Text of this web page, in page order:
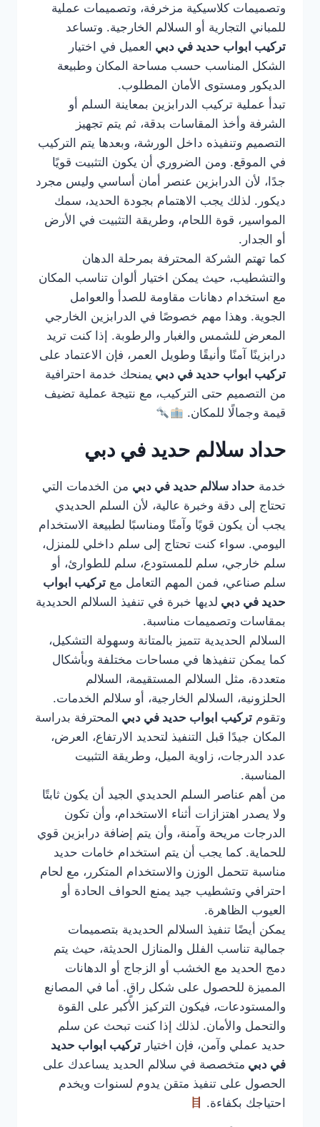
وتصميمات كلاسيكية مزخرفة، وتصميمات عملية
للمباني التجارية أو السلالم الخارجية. وتساعد
تركيب ابواب حديد في دبي العميل في اختيار
الشكل المناسب حسب مساحة المكان وطبيعة
الديكور ومستوى الأمان المطلوب.
تبدأ عملية تركيب الدرابزين بمعاينة السلم أو
الشرفة وأخذ المقاسات بدقة، ثم يتم تجهيز
التصميم وتنفيذه داخل الورشة، وبعدها يتم التركيب
في الموقع. ومن الضروري أن يكون التثبيت قويًا
جدًا، لأن الدرابزين عنصر أمان أساسي وليس مجرد
ديكور. لذلك يجب الاهتمام بجودة الحديد، سمك
المواسير، قوة اللحام، وطريقة التثبيت في الأرض
أو الجدار.
كما تهتم الشركة المحترفة بمرحلة الدهان
والتشطيب، حيث يمكن اختيار ألوان تناسب المكان
مع استخدام دهانات مقاومة للصدأ والعوامل
الجوية. وهذا مهم خصوصًا في الدرابزين الخارجي
المعرض للشمس والغبار والرطوبة. إذا كنت تريد
درابزينًا آمنًا وأنيقًا وطويل العمر، فإن الاعتماد على
تركيب ابواب حديد في دبي يمنحك خدمة احترافية
من التصميم حتى التركيب، مع نتيجة عملية تضيف
قيمة وجمالًا للمكان.
حداد سلالم حديد في دبي
خدمة حداد سلالم حديد في دبي من الخدمات التي
تحتاج إلى دقة وخبرة عالية، لأن السلم الحديدي
يجب أن يكون قويًا وآمنًا ومناسبًا لطبيعة الاستخدام
اليومي. سواء كنت تحتاج إلى سلم داخلي للمنزل،
سلم خارجي، سلم للمستودع، سلم للطوارئ، أو
سلم صناعي، فمن المهم التعامل مع تركيب ابواب
حديد في دبي لديها خبرة في تنفيذ السلالم الحديدية
بمقاسات وتصميمات مناسبة.
السلالم الحديدية تتميز بالمتانة وسهولة التشكيل،
كما يمكن تنفيذها في مساحات مختلفة وبأشكال
متعددة، مثل السلالم المستقيمة، السلالم
الحلزونية، السلالم الخارجية، أو سلالم الخدمات.
وتقوم تركيب ابواب حديد في دبي المحترفة بدراسة
المكان جيدًا قبل التنفيذ لتحديد الارتفاع، العرض،
عدد الدرجات، زاوية الميل، وطريقة التثبيت
المناسبة.
من أهم عناصر السلم الحديدي الجيد أن يكون ثابتًا
ولا يصدر اهتزازات أثناء الاستخدام، وأن تكون
الدرجات مريحة وآمنة، وأن يتم إضافة درابزين قوي
للحماية. كما يجب أن يتم استخدام خامات حديد
مناسبة تتحمل الوزن والاستخدام المتكرر، مع لحام
احترافي وتشطيب جيد يمنع الحواف الحادة أو
العيوب الظاهرة.
يمكن أيضًا تنفيذ السلالم الحديدية بتصميمات
جمالية تناسب الفلل والمنازل الحديثة، حيث يتم
دمج الحديد مع الخشب أو الزجاج أو الدهانات
المميزة للحصول على شكل راقٍ. أما في المصانع
والمستودعات، فيكون التركيز الأكبر على القوة
والتحمل والأمان. لذلك إذا كنت تبحث عن سلم
حديد عملي وآمن، فإن اختيار تركيب ابواب حديد
في دبي متخصصة في سلالم الحديد يساعدك على
الحصول على تنفيذ متقن يدوم لسنوات ويخدم
احتياجك بكفاءة.